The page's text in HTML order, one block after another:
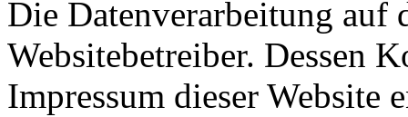
Die Datenverarbeitung auf
Websitebetreiber. Dessen
Impressum dieser Website